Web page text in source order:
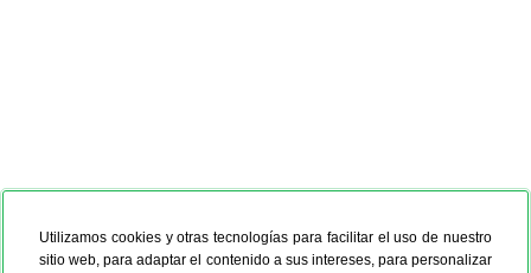
Utilizamos cookies y otras tecnologías para facilitar el uso de nuestro
sitio web, para adaptar el contenido a sus intereses, para personalizar